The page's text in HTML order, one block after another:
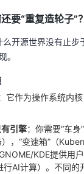
要“重复造轮子”？
开源世界没有止步
。
它作为操作系统内
引擎：你需要“车
，“变速箱”（
KDE提供用
行AI计算）。不同